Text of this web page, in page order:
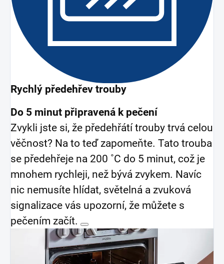
Rychlý předehřev trouby
Do 5 minut připravená k pečení
Zvykli jste si, že předehřátí trouby trvá celou
věčnost? Na to teď zapomeňte. Tato trouba
se předehřeje na 200 ˚C do 5 minut, což je
mnohem rychleji, než bývá zvykem. Navíc
nic nemusíte hlídat, světelná a zvuková
signalizace vás upozorní, že můžete s
pečením začít.